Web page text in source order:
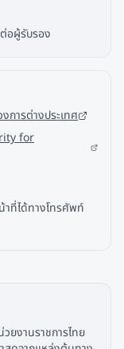
อผู้รับรอง
ารต่างประเทศ
for
าที่ได้ทางโทรศัพท์
ยงานราชการไทย